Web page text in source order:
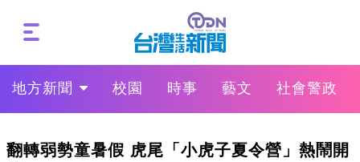
地方新聞 校園 時事 藝文 社會警政
翻轉弱勢童暑假 虎尾「小虎子夏令營」熱鬧開